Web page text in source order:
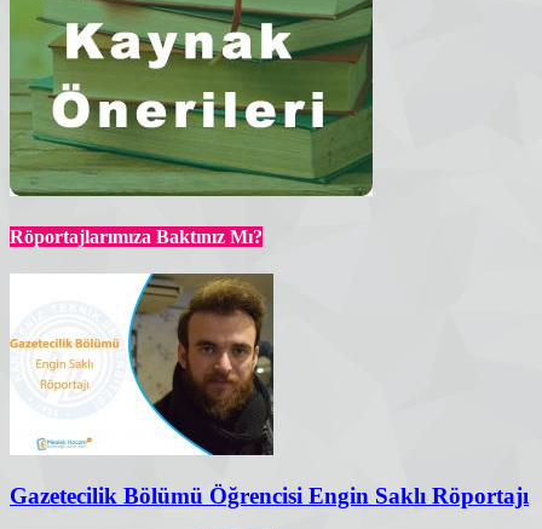
Röportajlarımıza Baktınız Mı?
Gazetecilik Bölümü Öğrencisi Engin Saklı Röportajı